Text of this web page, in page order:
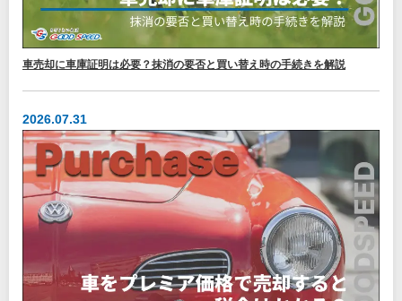
車売却に車庫証明は必要？抹消の要否と買い替え時の手続きを解説
2026.07.31